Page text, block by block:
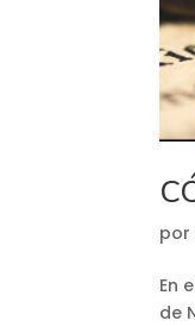
por
En
de